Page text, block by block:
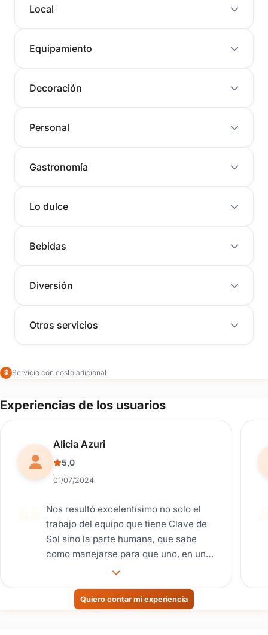
Local
Equipamiento
Decoración
Personal
Gastronomía
Lo dulce
Bebidas
Diversión
Otros servicios
$ Servicio con costo adicional
Experiencias de los usuarios
Reseña de usuario.
Alicia Azuri
5,0
01/07/2024
Nos resultó excelentísimo no solo el
trabajo del equipo que tiene Clave de
Sol sino la parte humana, que sabe
como manejarse para que uno, en un
momento tan especial, se sienta
bien también los tiempos de las
Quiero contar mi experiencia